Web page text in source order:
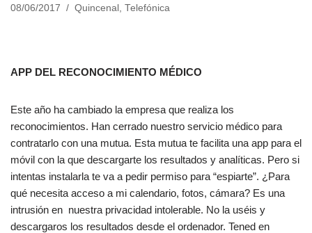
08/06/2017 Quincenal , Telefónica
APP DEL RECONOCIMIENTO MÉDICO
Este año ha cambiado la empresa que realiza los
reconocimientos. Han cerrado nuestro servicio médico para
contratarlo con una mutua. Esta mutua te facilita una app para el
móvil con la que descargarte los resultados y analíticas. Pero si
intentas instalarla te va a pedir permiso para “espiarte”. ¿Para
qué necesita acceso a mi calendario, fotos, cámara? Es una
intrusión en nuestra privacidad intolerable. No la uséis y
descargaros los resultados desde el ordenador. Tened en